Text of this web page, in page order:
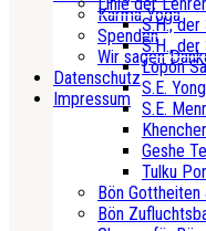
Karma Yoga
Spenden
Wir sagen
Datenschutz
Impressum
Linie der Lehrer
S.H.,
S.H.,
Lopön
S.E.
S.E.
Geshe
Tulku
Bön
Bön